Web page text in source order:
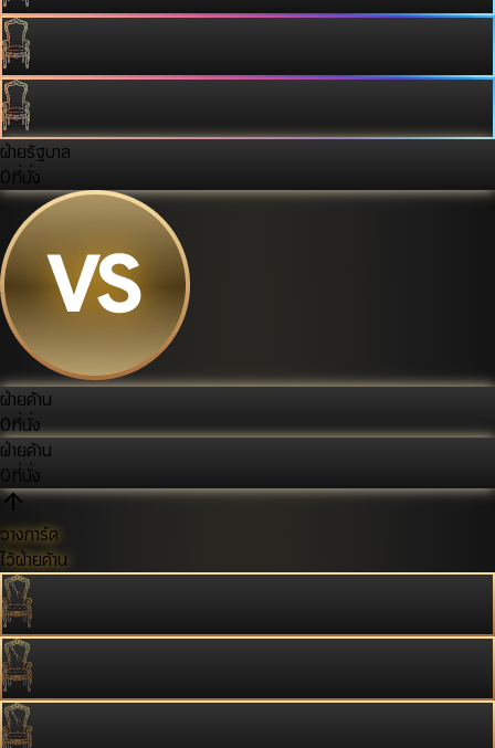
ฝ่ายรัฐบาล
0ที่นั่ง
ฝ่ายค้าน
0ที่นั่ง
ฝ่ายค้าน
0ที่นั่ง
วางการ์ด
ไว้ฝ่ายค้าน